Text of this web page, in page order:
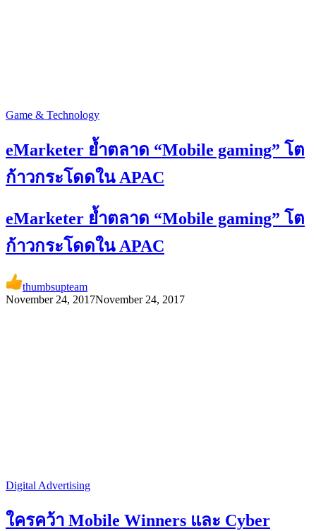
Game & Technology
eMarketer ย้ำตลาด “Mobile gaming” โต
ก้าวกระโดดใน APAC
eMarketer ย้ำตลาด “Mobile gaming” โต
ก้าวกระโดดใน APAC
thumbsupteam
November 24, 2017November 24, 2017
Digital Advertising
ใครคว้า Mobile Winners และ Cyber